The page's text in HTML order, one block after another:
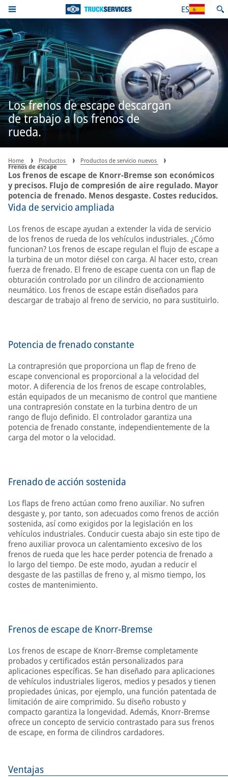
ES
Los frenos de escape descargan
de trabajo a los frenos de
rueda.
Home Productos Productos de servicio nuevos
Frenos de escape
Los frenos de escape de Knorr-Bremse son económicos
y precisos. Flujo de compresión de aire regulado. Mayor
potencia de frenado. Menos desgaste. Costes reducidos.
Vida de servicio ampliada
Los frenos de escape ayudan a extender la vida de servicio
de los frenos de rueda de los vehículos industriales. ¿Cómo
funcionan? Los frenos de escape regulan el flujo de escape a
la turbina de un motor diésel con carga. Al hacer esto, crean
fuerza de frenado. El freno de escape cuenta con un flap de
obturación controlado por un cilindro de accionamiento
neumático. Los frenos de escape están diseñados para
descargar de trabajo al freno de servicio, no para sustituirlo.
Potencia de frenado constante
La contrapresión que proporciona un flap de freno de
escape convencional es proporcional a la velocidad del
motor. A diferencia de los frenos de escape controlables,
están equipados de un mecanismo de control que mantiene
una contrapresión constate en la turbina dentro de un
rango de flujo definido. El controlador garantiza una
potencia de frenado constante, independientemente de la
carga del motor o la velocidad.
Frenado de acción sostenida
Los flaps de freno actúan como freno auxiliar. No sufren
desgaste y, por tanto, son adecuados como frenos de acción
sostenida, así como exigidos por la legislación en los
vehículos industriales. Conducir cuesta abajo sin este tipo de
freno auxiliar provoca un calentamiento excesivo de los
frenos de rueda que les hace perder potencia de frenado a
lo largo del tiempo. De este modo, ayudan a reducir el
desgaste de las pastillas de freno y, al mismo tiempo, los
costes de mantenimiento.
Frenos de escape de Knorr-Bremse
Los frenos de escape de Knorr-Bremse completamente
probados y certificados están personalizados para
aplicaciones específicas. Se han diseñado para aplicaciones
de vehículos industriales ligeros, medios y pesados y tienen
propiedades únicas, por ejemplo, una función patentada de
limitación de aire comprimido. Su diseño robusto y
compacto garantiza la longevidad. Además, Knorr-Bremse
ofrece un concepto de servicio contrastado para sus frenos
de escape, en forma de cilindros cardadores.
Ventajas